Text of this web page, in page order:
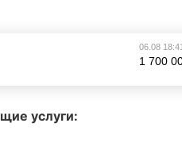
06.08 18:41
1 700
услуги: